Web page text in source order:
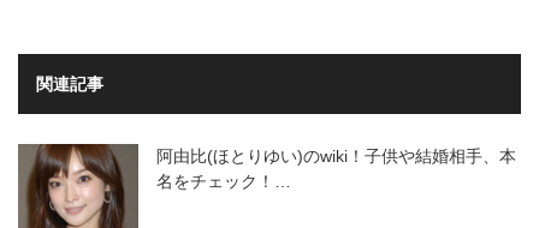
関連記事
阿由比(ほとりゆい)のwiki！子供や結婚相手、本
名をチェック！…